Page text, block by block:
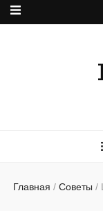
Главная / Советы /